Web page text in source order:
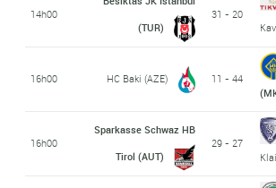
14h00
(TUR)
31 - 20
16h00 HC Baki (AZE) 11 - 44
16h00
Sparkasse Schwaz HB
Tirol (AUT)
29 - 27